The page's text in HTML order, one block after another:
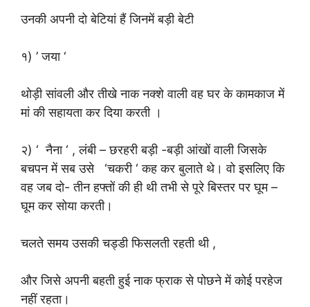
उनकी अपनी दो बेटियां हैं जिनमें बड़ी बेटी
१) ‌‌’ जया ‘
थोड़ी सांवली और तीखे नाक नक्शे वाली वह घर के कामकाज में
मां की सहायता कर दिया करती ।
२) ‘ नैना ‘ , लंबी – छरहरी बड़ी -बड़ी आंखों वाली जिसके
बचपन में सब उसे ‘चकरी ‘ कह कर बुलाते थे। वो इसलिए कि
वह जब दो- तीन हफ्तों की ही थी तभी से पूरे बिस्तर पर घूम –
घूम कर सोया करती।
चलते समय उसकी चड्डी फिसलती रहती थी ,
और जिसे अपनी बहती हुई नाक फ्राक से पोछने में कोई परहेज
नहीं रहता।